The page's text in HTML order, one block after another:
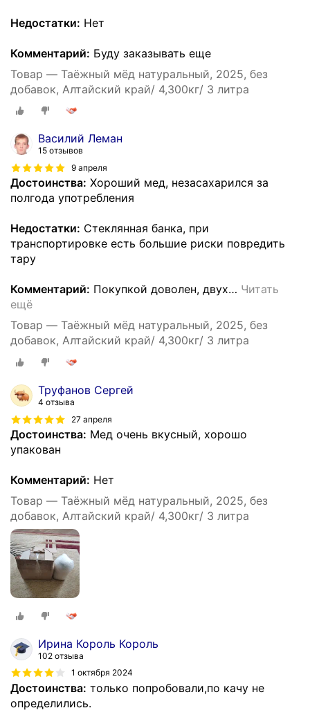
Недостатки: Нет
Комментарий: Буду заказывать еще
Товар — Таёжный мёд натуральный, 2025, без
добавок, Алтайский край/ 4,300кг/ 3 литра
Василий Леман
15 отзывов
9 апреля
Достоинства: Хороший мед, незасахарился за
полгода употребления
Недостатки: Стеклянная банка, при
транспортировке есть большие риски повредить
тару
Комментарий: Покупкой доволен, двух… Читать
ещё
Товар — Таёжный мёд натуральный, 2025, без
добавок, Алтайский край/ 4,300кг/ 3 литра
Труфанов Сергей
4 отзыва
27 апреля
Достоинства: Мед очень вкусный, хорошо
упакован
Комментарий: Нет
Товар — Таёжный мёд натуральный, 2025, без
добавок, Алтайский край/ 4,300кг/ 3 литра
Ирина Король Король
102 отзыва
1 октября 2024
Достоинства: только попробовали,по качу не
определились.